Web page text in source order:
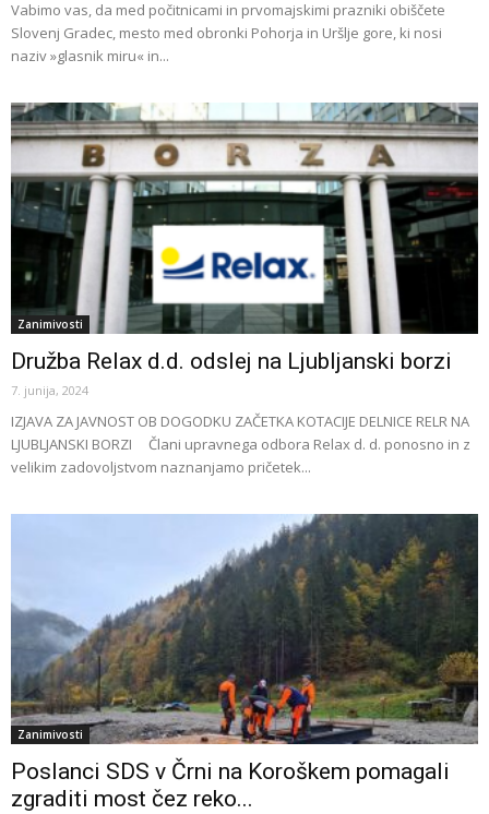
Vabimo vas, da med počitnicami in prvomajskimi prazniki obiščete
Slovenj Gradec, mesto med obronki Pohorja in Uršlje gore, ki nosi
naziv »glasnik miru« in...
Zanimivosti
Družba Relax d.d. odslej na Ljubljanski borzi
7. junija, 2024
IZJAVA ZA JAVNOST OB DOGODKU ZAČETKA KOTACIJE DELNICE RELR NA
LJUBLJANSKI BORZI Člani upravnega odbora Relax d. d. ponosno in z
velikim zadovoljstvom naznanjamo pričetek...
Zanimivosti
Poslanci SDS v Črni na Koroškem pomagali
zgraditi most čez reko...